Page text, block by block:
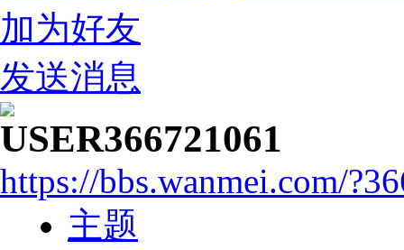
加为好友
发送消息
USER366721061
https://bbs.wanmei.com/
主题